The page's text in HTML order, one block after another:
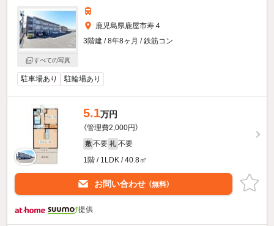
すべての写真
鹿児島県鹿屋市寿４
3階建 / 8年8ヶ月 / 鉄筋コン
駐車場あり 駐輪場あり
5.1万円
（管理費2,000円）
敷 不要 礼 不要
1階 / 1LDK / 40.8㎡
お問い合わせ （無料）
提供